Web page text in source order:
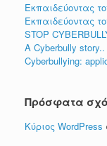
Εκπαιδεύοντας
Εκπαιδεύοντας
STOP
A Cyberbully story..
Cyberbullying:
Πρόσφατα
Κύριος WordPress